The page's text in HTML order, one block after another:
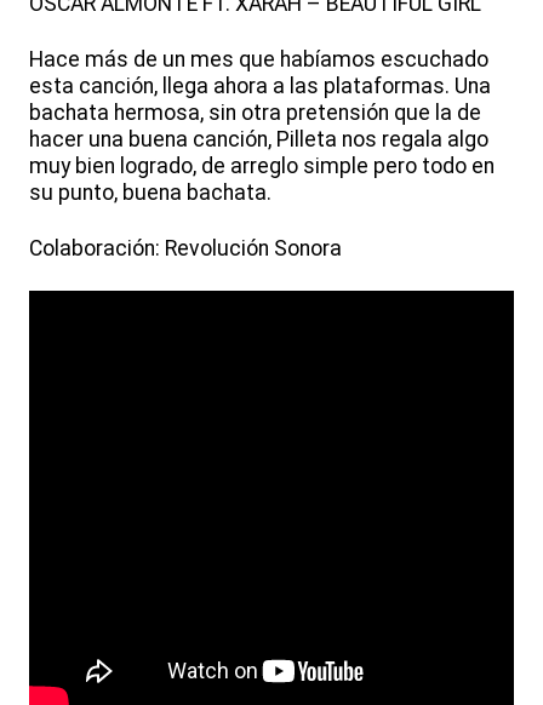
Hace más de un mes que habíamos escuchado
esta canción, llega ahora a las plataformas. Una
bachata hermosa, sin otra pretensión que la de
hacer una buena canción, Pilleta nos regala algo
muy bien logrado, de arreglo simple pero todo en
su punto, buena bachata.
Colaboración: Revolución Sonora